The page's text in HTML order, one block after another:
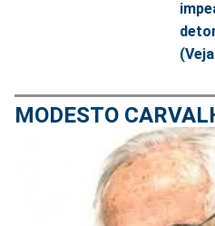
MODESTO